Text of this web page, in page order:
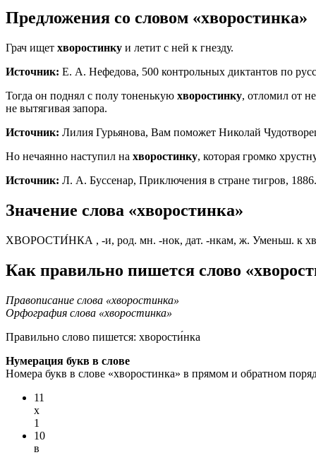
Предложения со словом «хворостинка»
Грач ищет хворостинку и летит с ней к гнезду.
Источник: Е. А. Нефедова, 500 контрольных диктантов по
Тогда он поднял с полу тоненькую хворостинку, отломил от
не вытягивая запора.
Источник: Лилия Гурьянова, Вам поможет Николай
Но нечаянно наступил на хворостинку, которая громко
Источник: Л. А. Буссенар, Приключения в стране тигров, 1886.
Значение слова «хворостинка»
ХВОРОСТИ́НКА , -и, род. мн. -нок, дат. -нкам, ж. Уменьш. к
Как правильно пишется слово
Правописание слова «хворостинка»
Орфография слова «хворостинка»
Правильно слово пишется: хворости́нка
Нумерация букв в слове
Номера букв в слове «хворостинка» в прямом и обратном
11
х
1
10
в